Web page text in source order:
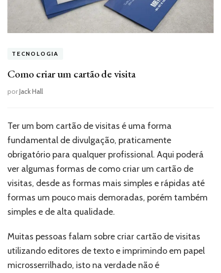
TECNOLOGIA
Como criar um cartão de visita
porJack Hall
Ter um bom cartão de visitas é uma forma
fundamental de divulgação, praticamente
obrigatório para qualquer profissional. Aqui poderá
ver algumas formas de como criar um cartão de
visitas, desde as formas mais simples e rápidas até
formas um pouco mais demoradas, porém também
simples e de alta qualidade.
Muitas pessoas falam sobre criar cartão de visitas
utilizando editores de texto e imprimindo em papel
microsserrilhado, isto na verdade não é